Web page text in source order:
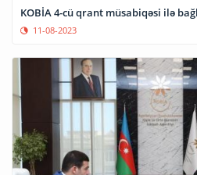
KOBİA 4-cü qrant müsabiqəsi ilə
11-08-2023